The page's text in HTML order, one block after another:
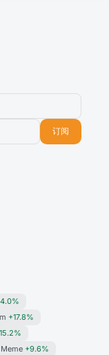
订阅
+17.8%
+9.6%